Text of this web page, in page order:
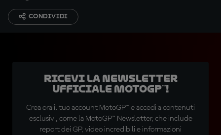
CONDIVIDI
Ricevi la newsletter
ufficiale MotoGP™!
Crea ora il tuo account MotoGP™ e accedi a contenuti
esclusivi, come la MotoGP™ Newsletter, che include
report dei GP, video incredibili e informazioni